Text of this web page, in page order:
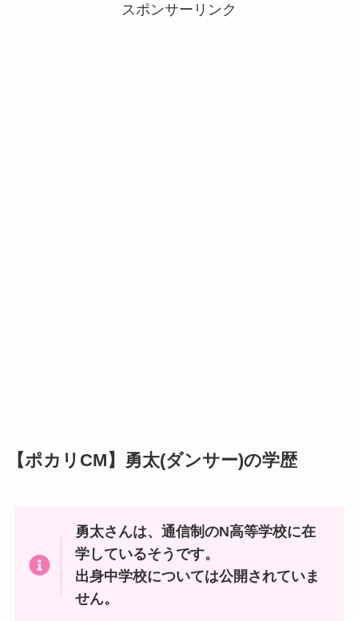
スポンサーリンク
【ポカリCM】勇太(ダンサー)の学歴
勇太さんは、通信制のN高等学校に在
学しているそうです。
出身中学校については公開されていま
せん。